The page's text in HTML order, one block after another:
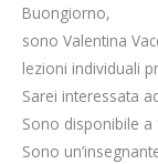
Buongiorno,
sono Valentina
lezioni individuali
Sarei interessata
Sono disponibile
Sono